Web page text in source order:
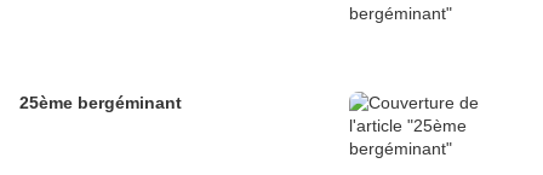
25ème bergéminant